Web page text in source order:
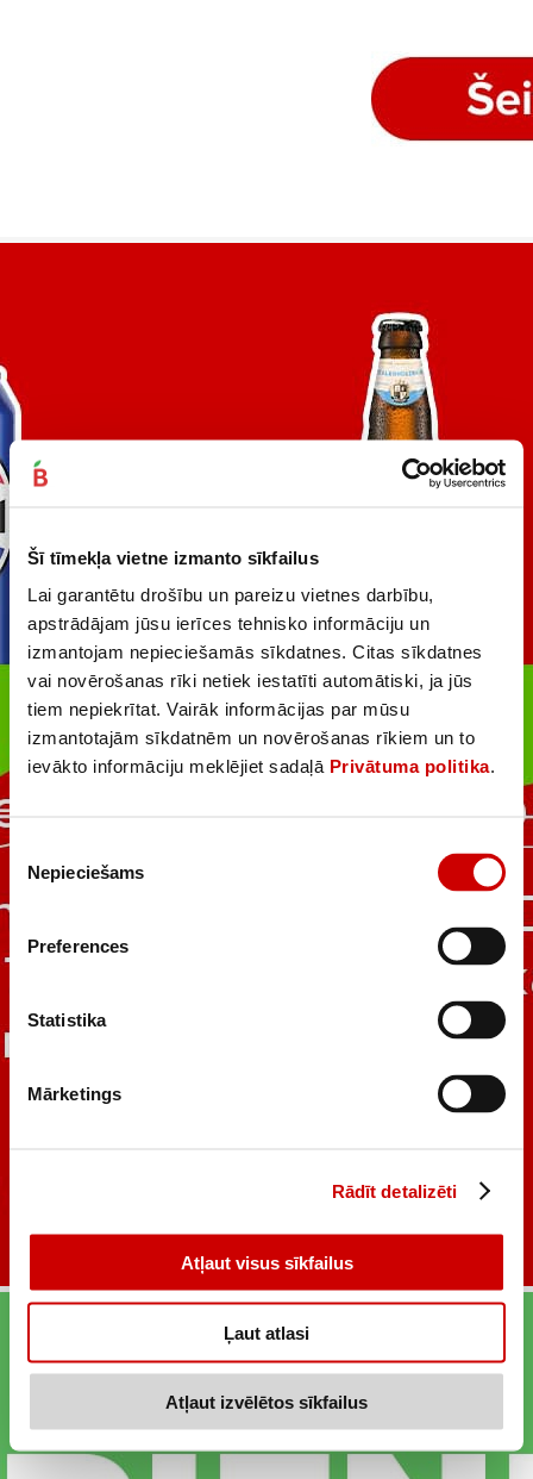
Šī tīmekļa vietne izmanto sīkfailus
Lai garantētu drošību un pareizu vietnes darbību,
apstrādājam jūsu ierīces tehnisko informāciju un
izmantojam nepieciešamās sīkdatnes. Citas sīkdatnes
vai novērošanas rīki netiek iestatīti automātiski, ja jūs
tiem nepiekrītat. Vairāk informācijas par mūsu
izmantotajām sīkdatnēm un novērošanas rīkiem un to
ievākto informāciju meklējiet sadaļā Privātuma politika.
Piekrišanas
izvēle
Nepieciešams
Preferences
Statistika
Mārketings
Rādīt detalizēti
Atļaut visus sīkfailus
Ļaut atlasi
Atļaut izvēlētos sīkfailus